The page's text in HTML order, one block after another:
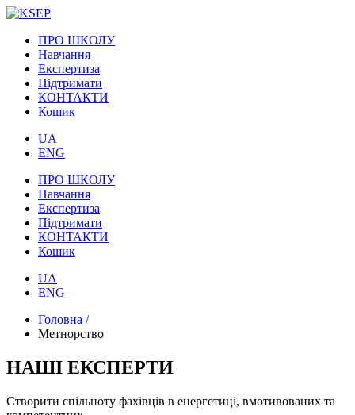
ПРО ШКОЛУ
Навчання
Експертиза
Підтримати
КОНТАКТИ
Кошик
UA
ENG
ПРО ШКОЛУ
Навчання
Експертиза
Підтримати
КОНТАКТИ
Кошик
UA
ENG
Головна /
Метнорство
НАШІ ЕКСПЕРТИ
Створити спільноту фахівців в енергетиці, вмотивованих та